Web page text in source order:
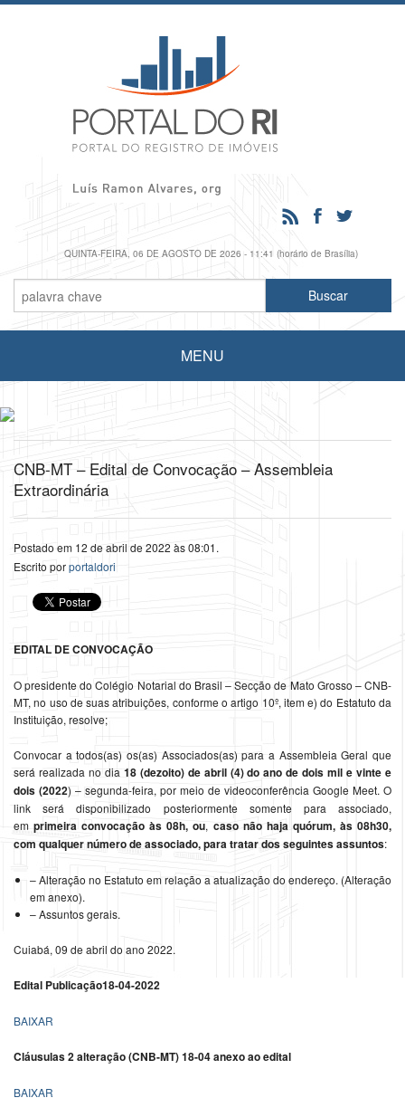
QUINTA-FEIRA, 06 DE AGOSTO DE 2026 - 11:41 (horário de Brasília)
MENU
CNB-MT – Edital de Convocação – Assembleia
Extraordinária
Postado em 12 de abril de 2022 às 08:01.
Escrito porportaldori
EDITAL DE CONVOCAÇÃO
O presidente do Colégio Notarial do Brasil – Secção de Mato Grosso – CNB-
MT, no uso de suas atribuições, conforme o artigo 10º, item e) do Estatuto da
Instituição, resolve;
Convocar a todos(as) os(as) Associados(as) para a Assembleia Geral que
será realizada no dia 18 (dezoito) de abril (4) do ano de dois mil e vinte e
dois (2022) – segunda-feira, por meio de videoconferência Google Meet. O
link será disponibilizado posteriormente somente para associado,
em primeira convocação às 08h, ou, caso não haja quórum, às 08h30,
com qualquer número de associado, para tratar dos seguintes assuntos:
– Alteração no Estatuto em relação a atualização do endereço. (Alteração
em anexo).
– Assuntos gerais.
Cuiabá, 09 de abril do ano 2022.
Edital Publicação18-04-2022
BAIXAR
Cláusulas 2 alteração (CNB-MT) 18-04 anexo ao edital
BAIXAR